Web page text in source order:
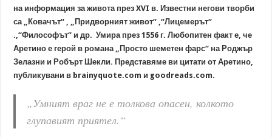
на информация за живота през XVI в. Известни негови творби
са „Ковачът“ , „Придворният живот“ ,“Лицемерът“
.,“Философът“ и др. Умира през 1556 г. Любопитен факт е, че
Аретино е герой в романа „Просто шеметен фарс“ на Роджър
Зелазни и Робърт Шекли. Представяме ви цитати от Аретино,
публикувани в brainyquote.com и goodreads.com.
„Умният враг не е толкова опасен, колкото
глупавият приятел.“